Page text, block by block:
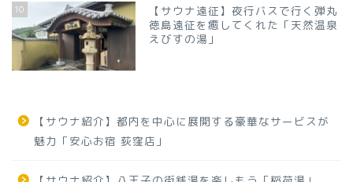
10
【サウナ遠征】夜行バスで行く弾丸
徳島遠征を癒してくれた「天然温泉
えびすの湯」
【サウナ紹介】都内を中心に展開する豪華なサービスが
魅力「安心お宿 荻窪店」